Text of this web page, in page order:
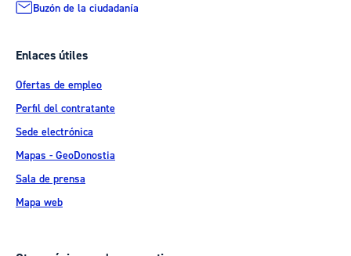
Buzón de la ciudadanía
Enlaces útiles
Ofertas de empleo
Perfil del contratante
Sede electrónica
Mapas - GeoDonostia
Sala de prensa
Mapa web